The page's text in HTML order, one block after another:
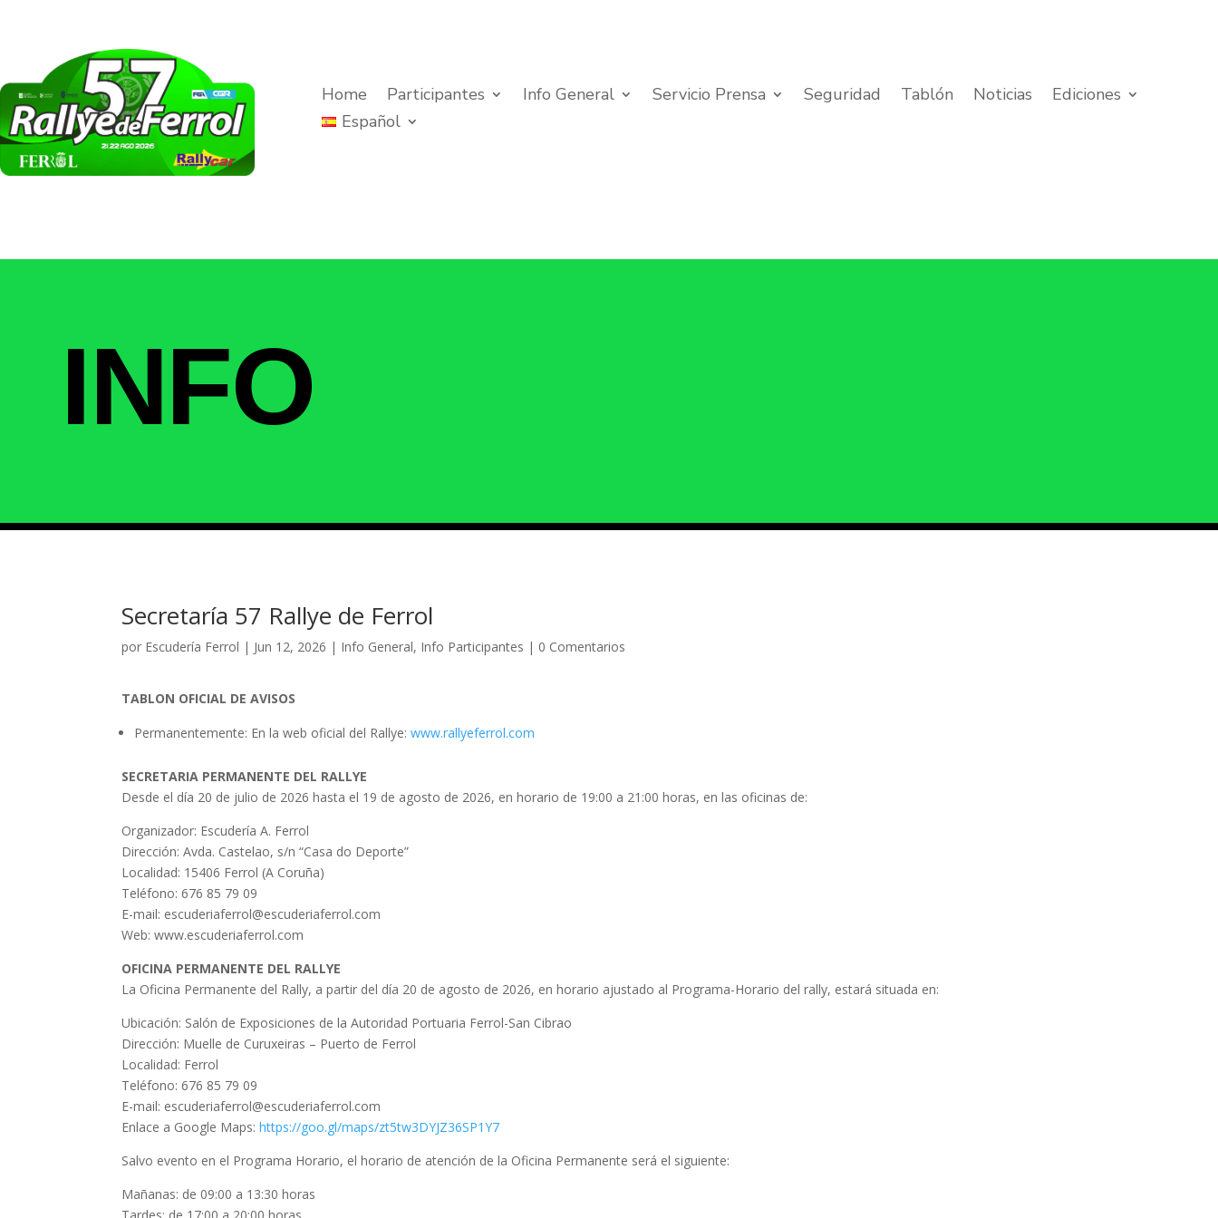
Home Participantes Info General Servicio Prensa Seguridad Tablón Noticias
Ediciones
Español
INFO
Secretaría 57 Rallye de Ferrol
por Escudería Ferrol | Jun 12, 2026 | Info General, Info Participantes | 0 Comentarios
TABLON OFICIAL DE AVISOS
Permanentemente: En la web oficial del Rallye:www.rallyeferrol.com
SECRETARIA PERMANENTE DEL RALLYE
Desde el día 20 de julio de 2026 hasta el 19 de agosto de 2026, en horario de 19:00 a 21:00 horas, en las oficinas de:
Organizador: Escudería A. Ferrol
Dirección: Avda. Castelao, s/n “Casa do Deporte”
Localidad: 15406 Ferrol (A Coruña)
Teléfono: 676 85 79 09
E-mail: escuderiaferrol@escuderiaferrol.com
Web: www.escuderiaferrol.com
OFICINA PERMANENTE DEL RALLYE
La Oficina Permanente del Rally, a partir del día 20 de agosto de 2026, en horario ajustado al Programa-Horario del rally, estará situada en:
Ubicación: Salón de Exposiciones de la Autoridad Portuaria Ferrol-San Cibrao
Dirección: Muelle de Curuxeiras – Puerto de Ferrol
Localidad: Ferrol
Teléfono: 676 85 79 09
E-mail: escuderiaferrol@escuderiaferrol.com
Enlace a Google Maps:https://goo.gl/maps/zt5tw3DYJZ36SP1Y7
Salvo evento en el Programa Horario, el horario de atención de la Oficina Permanente será el siguiente:
Mañanas: de 09:00 a 13:30 horas